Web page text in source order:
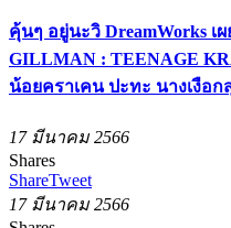
คุ้นๆ อยู่นะวิ DreamWorks เ
GILLMAN : TEENAGE
น้อยคราเคน ปะทะ นางเงือ
17 มีนาคม 2566
Shares
ShareTweet
17 มีนาคม 2566